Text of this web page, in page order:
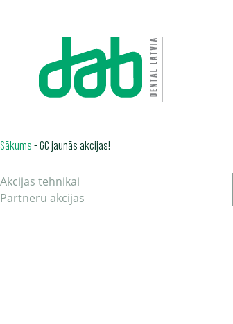
Sākums-GC jaunās akcijas!
Akcijas tehnikai
Partneru akcijas